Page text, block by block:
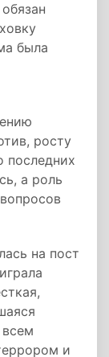
была
росту
последних
а роль
на пост
и